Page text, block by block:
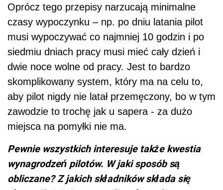
Oprócz tego przepisy narzucają minimalne
czasy wypoczynku – np. po dniu latania pilot
musi wypoczywać co najmniej 10 godzin i po
siedmiu dniach pracy musi mieć cały dzień i
dwie noce wolne od pracy. Jest to bardzo
skomplikowany system, który ma na celu to,
aby pilot nigdy nie latał przemęczony, bo w tym
zawodzie to trochę jak u sapera - za dużo
miejsca na pomyłki nie ma.
Pewnie wszystkich interesuje także kwestia
wynagrodzeń pilotów. W jaki sposób są
obliczane? Z jakich składników składa się